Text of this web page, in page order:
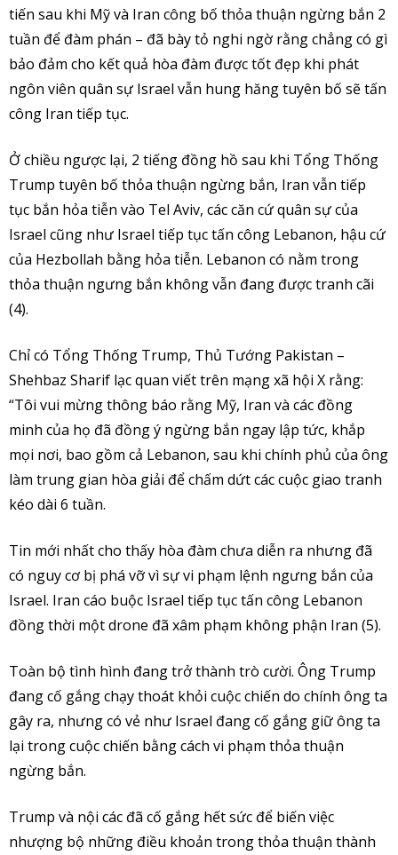
tiến sau khi Mỹ và Iran công bố thỏa thuận ngừng bắn 2
tuần để đàm phán – đã bày tỏ nghi ngờ rằng chẳng có gì
bảo đảm cho kết quả hòa đàm được tốt đẹp khi phát
ngôn viên quân sự Israel vẫn hung hăng tuyên bố sẽ tấn
công Iran tiếp tục.
Ở chiều ngược lại, 2 tiếng đồng hồ sau khi Tổng Thống
Trump tuyên bố thỏa thuận ngừng bắn, Iran vẫn tiếp
tục bắn hỏa tiễn vào Tel Aviv, các căn cứ quân sự của
Israel cũng như Israel tiếp tục tấn công Lebanon, hậu cứ
của Hezbollah bằng hỏa tiễn. Lebanon có nằm trong
thỏa thuận ngưng bắn không vẫn đang được tranh cãi
(4).
Chỉ có Tổng Thống Trump, Thủ Tướng Pakistan –
Shehbaz Sharif lạc quan viết trên mạng xã hội X rằng:
“Tôi vui mừng thông báo rằng Mỹ, Iran và các đồng
minh của họ đã đồng ý ngừng bắn ngay lập tức, khắp
mọi nơi, bao gồm cả Lebanon, sau khi chính phủ của ông
làm trung gian hòa giải để chấm dứt các cuộc giao tranh
kéo dài 6 tuần.
Tin mới nhất cho thấy hòa đàm chưa diễn ra nhưng đã
có nguy cơ bị phá vỡ vì sự vi phạm lệnh ngưng bắn của
Israel. Iran cáo buộc Israel tiếp tục tấn công Lebanon
đồng thời một drone đã xâm phạm không phận Iran (5).
Toàn bộ tình hình đang trở thành trò cười. Ông Trump
đang cố gắng chạy thoát khỏi cuộc chiến do chính ông ta
gây ra, nhưng có vẻ như Israel đang cố gắng giữ ông ta
lại trong cuộc chiến bằng cách vi phạm thỏa thuận
ngừng bắn.
Trump và nội các đã cố gắng hết sức để biến việc
nhượng bộ những điều khoản trong thỏa thuận thành